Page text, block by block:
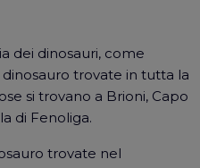
dei dinosauri, come
trovate in tutta la
si trovano a Brioni, Capo
di Fenoliga.
trovate nel